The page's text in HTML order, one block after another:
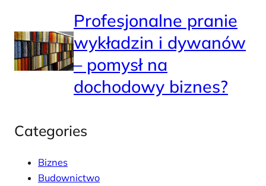
Profesjonalne pranie
wykładzin i dywanów
– pomysł na
dochodowy biznes?
Categories
Biznes
Budownictwo